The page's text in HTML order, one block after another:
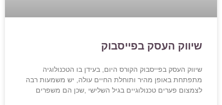
שיווק העסק בפייסבוק
שיווק העסק בפייסבוק הקורס היום, בעידן בו הטכנולוגיה
מתפתחת באופן מהיר ותוחלת החיים עולה, יש משמעות רבה
לצמצום פערים טכנולוגיים בגיל השלישי ,שכן הם משפרים